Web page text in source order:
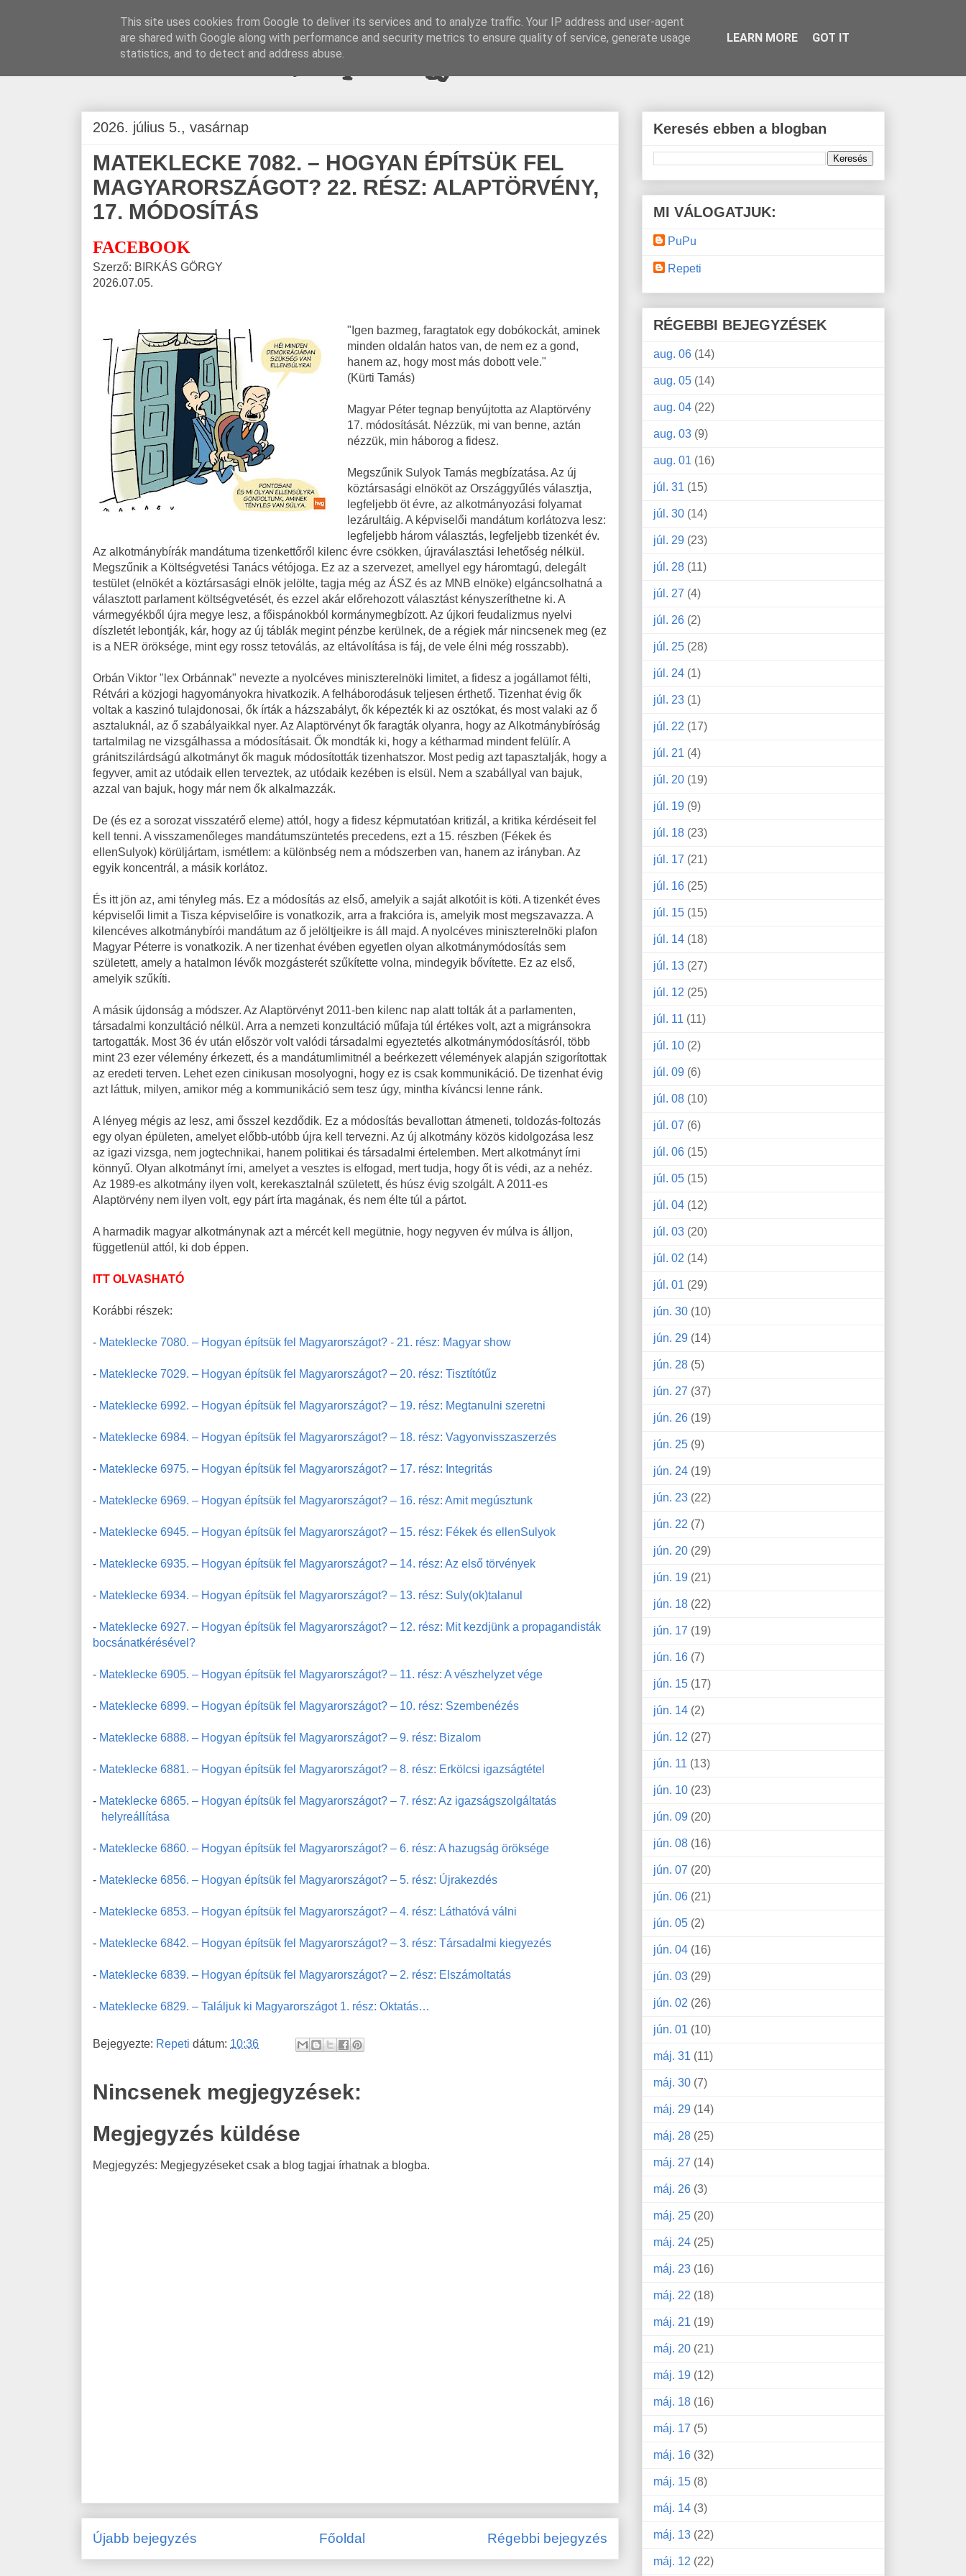
BLOGÁSZAT, napi blogjava
2026. július 5., vasárnap
MATEKLECKE 7082. – HOGYAN ÉPÍTSÜK FEL
MAGYARORSZÁGOT? 22. RÉSZ: ALAPTÖRVÉNY,
17. MÓDOSÍTÁS
FACEBOOK
Szerző: BIRKÁS GÖRGY
2026.07.05.
"Igen bazmeg, faragtatok egy dobókockát, aminek
minden oldalán hatos van, de nem ez a gond,
hanem az, hogy most más dobott vele."
(Kürti Tamás)
Magyar Péter tegnap benyújtotta az Alaptörvény
17. módosítását. Nézzük, mi van benne, aztán
nézzük, min háborog a fidesz.
Megszűnik Sulyok Tamás megbízatása. Az új
köztársasági elnököt az Országgyűlés választja,
legfeljebb öt évre, az alkotmányozási folyamat
lezárultáig. A képviselői mandátum korlátozva lesz:
legfeljebb három választás, legfeljebb tizenkét év.
Az alkotmánybírák mandátuma tizenkettőről kilenc évre csökken, újraválasztási lehetőség nélkül.
Megszűnik a Költségvetési Tanács vétójoga. Ez az a szervezet, amellyel egy háromtagú, delegált
testület (elnökét a köztársasági elnök jelölte, tagja még az ÁSZ és az MNB elnöke) elgáncsolhatná a
választott parlament költségvetését, és ezzel akár előrehozott választást kényszeríthetne ki. A
vármegyékből újra megye lesz, a főispánokból kormánymegbízott. Az újkori feudalizmus nyelvi
díszletét lebontják, kár, hogy az új táblák megint pénzbe kerülnek, de a régiek már nincsenek meg (ez
is a NER öröksége, mint egy rossz tetoválás, az eltávolítása is fáj, de vele élni még rosszabb).
Orbán Viktor "lex Orbánnak" nevezte a nyolcéves miniszterelnöki limitet, a fidesz a jogállamot félti,
Rétvári a közjogi hagyományokra hivatkozik. A felháborodásuk teljesen érthető. Tizenhat évig ők
voltak a kaszinó tulajdonosai, ők írták a házszabályt, ők képezték ki az osztókat, és most valaki az ő
asztaluknál, az ő szabályaikkal nyer. Az Alaptörvényt ők faragták olyanra, hogy az Alkotmánybíróság
tartalmilag ne vizsgálhassa a módosításait. Ők mondták ki, hogy a kétharmad mindent felülír. A
gránitszilárdságú alkotmányt ők maguk módosították tizenhatszor. Most pedig azt tapasztalják, hogy a
fegyver, amit az utódaik ellen terveztek, az utódaik kezében is elsül. Nem a szabállyal van bajuk,
azzal van bajuk, hogy már nem ők alkalmazzák.
De (és ez a sorozat visszatérő eleme) attól, hogy a fidesz képmutatóan kritizál, a kritika kérdéseit fel
kell tenni. A visszamenőleges mandátumszüntetés precedens, ezt a 15. részben (Fékek és
ellenSulyok) körüljártam, ismétlem: a különbség nem a módszerben van, hanem az irányban. Az
egyik koncentrál, a másik korlátoz.
És itt jön az, ami tényleg más. Ez a módosítás az első, amelyik a saját alkotóit is köti. A tizenkét éves
képviselői limit a Tisza képviselőire is vonatkozik, arra a frakcióra is, amelyik most megszavazza. A
kilencéves alkotmánybírói mandátum az ő jelöltjeikre is áll majd. A nyolcéves miniszterelnöki plafon
Magyar Péterre is vonatkozik. A ner tizenhat évében egyetlen olyan alkotmánymódosítás sem
született, amely a hatalmon lévők mozgásterét szűkítette volna, mindegyik bővítette. Ez az első,
amelyik szűkíti.
A másik újdonság a módszer. Az Alaptörvényt 2011-ben kilenc nap alatt tolták át a parlamenten,
társadalmi konzultáció nélkül. Arra a nemzeti konzultáció műfaja túl értékes volt, azt a migránsokra
tartogatták. Most 36 év után először volt valódi társadalmi egyeztetés alkotmánymódosításról, több
mint 23 ezer vélemény érkezett, és a mandátumlimitnél a beérkezett vélemények alapján szigorítottak
az eredeti terven. Lehet ezen cinikusan mosolyogni, hogy ez is csak kommunikáció. De tizenhat évig
azt láttuk, milyen, amikor még a kommunikáció sem tesz úgy, mintha kíváncsi lenne ránk.
A lényeg mégis az lesz, ami ősszel kezdődik. Ez a módosítás bevallottan átmeneti, toldozás-foltozás
egy olyan épületen, amelyet előbb-utóbb újra kell tervezni. Az új alkotmány közös kidolgozása lesz
az igazi vizsga, nem jogtechnikai, hanem politikai és társadalmi értelemben. Mert alkotmányt írni
könnyű. Olyan alkotmányt írni, amelyet a vesztes is elfogad, mert tudja, hogy őt is védi, az a nehéz.
Az 1989-es alkotmány ilyen volt, kerekasztalnál született, és húsz évig szolgált. A 2011-es
Alaptörvény nem ilyen volt, egy párt írta magának, és nem élte túl a pártot.
A harmadik magyar alkotmánynak azt a mércét kell megütnie, hogy negyven év múlva is álljon,
függetlenül attól, ki dob éppen.
ITT OLVASHATÓ
Korábbi részek:
- Mateklecke 7080. – Hogyan építsük fel Magyarországot? - 21. rész: Magyar show
- Mateklecke 7029. – Hogyan építsük fel Magyarországot? – 20. rész: Tisztítótűz
- Mateklecke 6992. – Hogyan építsük fel Magyarországot? – 19. rész: Megtanulni szeretni
- Mateklecke 6984. – Hogyan építsük fel Magyarországot? – 18. rész: Vagyonvisszaszerzés
- Mateklecke 6975. – Hogyan építsük fel Magyarországot? – 17. rész: Integritás
- Mateklecke 6969. – Hogyan építsük fel Magyarországot? – 16. rész: Amit megúsztunk
- Mateklecke 6945. – Hogyan építsük fel Magyarországot? – 15. rész: Fékek és ellenSulyok
- Mateklecke 6935. – Hogyan építsük fel Magyarországot? – 14. rész: Az első törvények
- Mateklecke 6934. – Hogyan építsük fel Magyarországot? – 13. rész: Suly(ok)talanul
- Mateklecke 6927. – Hogyan építsük fel Magyarországot? – 12. rész: Mit kezdjünk a propagandisták
bocsánatkérésével?
- Mateklecke 6905. – Hogyan építsük fel Magyarországot? – 11. rész: A vészhelyzet vége
- Mateklecke 6899. – Hogyan építsük fel Magyarországot? – 10. rész: Szembenézés
- Mateklecke 6888. – Hogyan építsük fel Magyarországot? – 9. rész: Bizalom
- Mateklecke 6881. – Hogyan építsük fel Magyarországot? – 8. rész: Erkölcsi igazságtétel
- Mateklecke 6865. – Hogyan építsük fel Magyarországot? – 7. rész: Az igazságszolgáltatás
helyreállítása
- Mateklecke 6860. – Hogyan építsük fel Magyarországot? – 6. rész: A hazugság öröksége
- Mateklecke 6856. – Hogyan építsük fel Magyarországot? – 5. rész: Újrakezdés
- Mateklecke 6853. – Hogyan építsük fel Magyarországot? – 4. rész: Láthatóvá válni
- Mateklecke 6842. – Hogyan építsük fel Magyarországot? – 3. rész: Társadalmi kiegyezés
- Mateklecke 6839. – Hogyan építsük fel Magyarországot? – 2. rész: Elszámoltatás
- Mateklecke 6829. – Találjuk ki Magyarországot 1. rész: Oktatás…
Bejegyezte: Repeti dátum: 10:36
Nincsenek megjegyzések:
Megjegyzés küldése
Megjegyzés: Megjegyzéseket csak a blog tagjai írhatnak a blogba.
Újabb bejegyzés Régebbi bejegyzés
Főoldal
Keresés ebben a blogban
MI VÁLOGATJUK:
PuPu
Repeti
RÉGEBBI BEJEGYZÉSEK
aug. 06 (14)
aug. 05 (14)
aug. 04 (22)
aug. 03 (9)
aug. 01 (16)
júl. 31 (15)
júl. 30 (14)
júl. 29 (23)
júl. 28 (11)
júl. 27 (4)
júl. 26 (2)
júl. 25 (28)
júl. 24 (1)
júl. 23 (1)
júl. 22 (17)
júl. 21 (4)
júl. 20 (19)
júl. 19 (9)
júl. 18 (23)
júl. 17 (21)
júl. 16 (25)
júl. 15 (15)
júl. 14 (18)
júl. 13 (27)
júl. 12 (25)
júl. 11 (11)
júl. 10 (2)
júl. 09 (6)
júl. 08 (10)
júl. 07 (6)
júl. 06 (15)
júl. 05 (15)
júl. 04 (12)
júl. 03 (20)
júl. 02 (14)
júl. 01 (29)
jún. 30 (10)
jún. 29 (14)
jún. 28 (5)
jún. 27 (37)
jún. 26 (19)
jún. 25 (9)
jún. 24 (19)
jún. 23 (22)
jún. 22 (7)
jún. 20 (29)
jún. 19 (21)
jún. 18 (22)
jún. 17 (19)
jún. 16 (7)
jún. 15 (17)
jún. 14 (2)
jún. 12 (27)
jún. 11 (13)
jún. 10 (23)
jún. 09 (20)
jún. 08 (16)
jún. 07 (20)
jún. 06 (21)
jún. 05 (2)
jún. 04 (16)
jún. 03 (29)
jún. 02 (26)
jún. 01 (10)
máj. 31 (11)
máj. 30 (7)
máj. 29 (14)
máj. 28 (25)
máj. 27 (14)
máj. 26 (3)
máj. 25 (20)
máj. 24 (25)
máj. 23 (16)
máj. 22 (18)
máj. 21 (19)
máj. 20 (21)
máj. 19 (12)
máj. 18 (16)
máj. 17 (5)
máj. 16 (32)
máj. 15 (8)
máj. 14 (3)
máj. 13 (22)
máj. 12 (22)
This site uses cookies from Google to deliver its services and to analyze traffic. Your IP address and user-agent
are shared with Google along with performance and security metrics to ensure quality of service, generate usage
statistics, and to detect and address abuse.
LEARN MORE GOT IT